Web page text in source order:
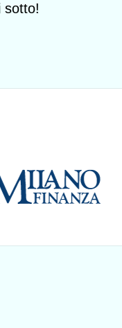
sotto!
Non avrei mai creduto di
Tony Bucci